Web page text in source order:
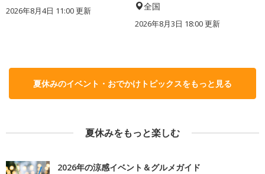
2026年8月4日 11:00更新 全国
2026年8月3日 18:00更新
夏休みのイベント・おでかけトピックスをもっと見る
夏休みをもっと楽しむ
2026年の涼感イベント＆グルメガイド